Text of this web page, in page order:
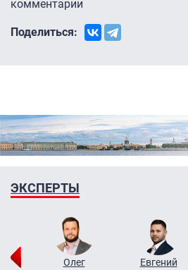
комментарии
Поделиться:
ЭКСПЕРТЫ
Олег
Евгений